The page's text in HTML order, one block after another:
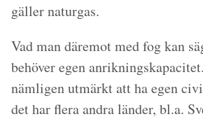
gäller naturgas.
Vad man däremot med fog kan
behöver egen
nämligen utmärkt att ha egen
det har flera andra länder, bl.a.